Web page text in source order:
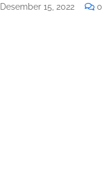
Desember 15, 2022 0